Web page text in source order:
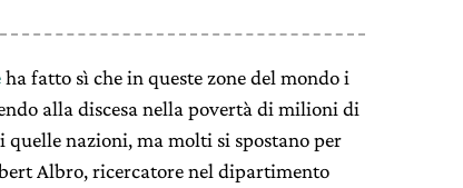
ha fatto sì che in queste zone del mondo i
alla discesa nella povertà di milioni di
nazioni, ma molti si spostano per
Albro, ricercatore nel dipartimento